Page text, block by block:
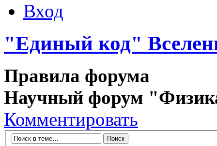
Вход
"Единый код"
Правила форума
Научный форум
Комментировать